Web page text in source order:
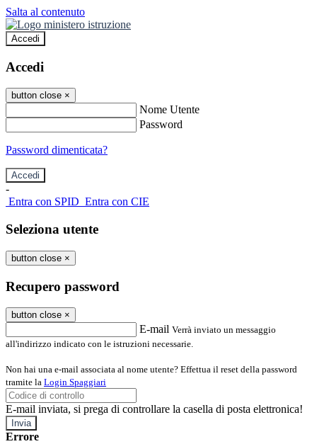
Salta al contenuto
Accedi
Accedi
button close ×
Nome Utente
Password
Password dimenticata?
-
Entra con SPID Entra con CIE
Seleziona utente
button close ×
Recupero password
button close ×
E-mail Verrà inviato un messaggio
all'indirizzo indicato con le istruzioni necessarie.
Non hai una e-mail associata al nome utente? Effettua il reset della password
tramite la Login Spaggiari
E-mail inviata, si prega di controllare la casella di posta elettronica!
Errore